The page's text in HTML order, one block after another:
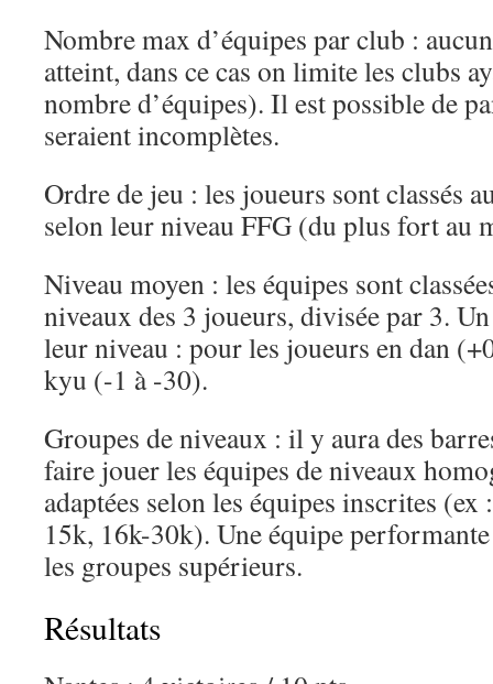
Nombre max d’équipes par club :
atteint, dans ce cas on limite les clubs
nombre d’équipes). Il est possible de
seraient incomplètes.
Ordre de jeu : les joueurs sont classés
selon leur niveau FFG (du plus fort au
Niveau moyen : les équipes sont
niveaux des 3 joueurs, divisée par 3.
leur niveau : pour les joueurs en dan
kyu (-1 à -30).
Groupes de niveaux : il y aura des
faire jouer les équipes de niveaux
adaptées selon les équipes inscrites
15k, 16k-30k). Une équipe
les groupes supérieurs.
Résultats